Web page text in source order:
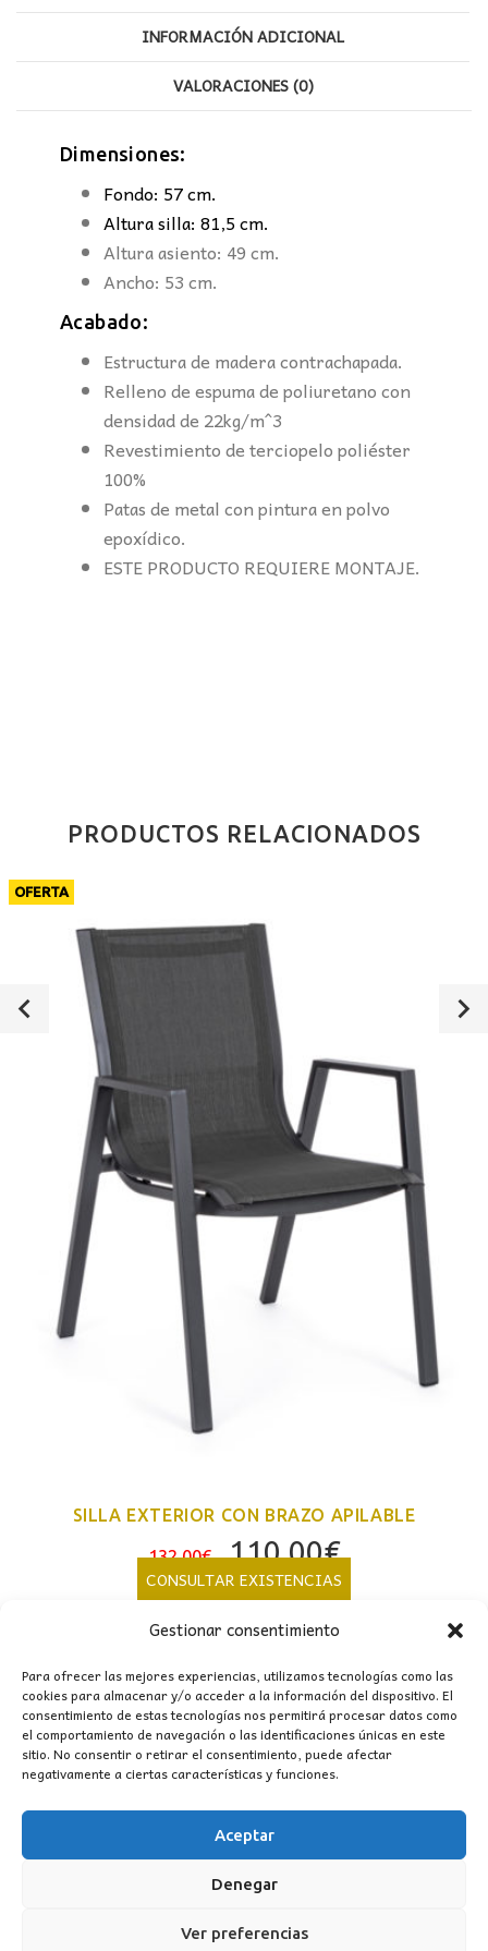
Gestionar consentimiento
Para ofrecer las mejores experiencias, utilizamos tecnologías como las
cookies para almacenar y/o acceder a la información del dispositivo. El
consentimiento de estas tecnologías nos permitirá procesar datos como
el comportamiento de navegación o las identificaciones únicas en este
sitio. No consentir o retirar el consentimiento, puede afectar
negativamente a ciertas características y funciones.
Aceptar
Denegar
Ver preferencias
INFORMACIÓN ADICIONAL
VALORACIONES (0)
Dimensiones:
Fondo: 57 cm.
Altura silla: 81,5 cm.
Altura asiento: 49 cm.
Ancho: 53 cm.
Acabado:
Estructura de madera contrachapada.
Relleno de espuma de poliuretano con
densidad de 22kg/m^3
Revestimiento de terciopelo poliéster
100%
Patas de metal con pintura en polvo
epoxídico.
ESTE PRODUCTO REQUIERE MONTAJE.
PRODUCTOS RELACIONADOS
OFERTA
SILLA EXTERIOR CON BRAZO APILABLE
132,00€
El
precio
original
era:
132,00€.
110,00€El
precio
actual
110,00€.
CONSULTAR EXISTENCIAS